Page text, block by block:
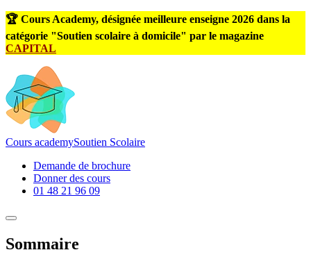
🏆 Cours Academy, désignée meilleure enseigne 2026 dans la
catégorie "Soutien scolaire à domicile" par le magazine
CAPITAL
Cours academySoutien Scolaire
Demande de brochure
Donner des cours
01 48 21 96 09
Sommaire